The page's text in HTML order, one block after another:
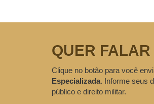
QUER
Clique no botão para você
Especializada. Informe seus
público e direito militar.